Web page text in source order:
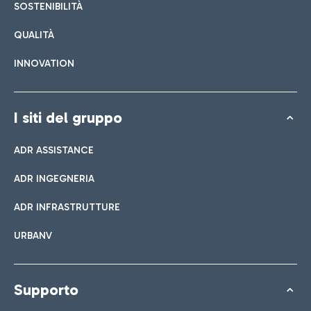
SOSTENIBILITÀ
QUALITÀ
INNOVATION
I siti del gruppo
ADR ASSISTANCE
ADR INGEGNERIA
ADR INFRASTRUTTURE
URBANV
Supporto